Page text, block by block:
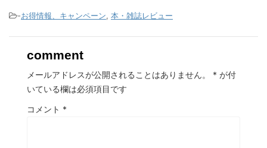
-お得情報、キャンペーン, 本・雑誌レビュー
comment
メールアドレスが公開されることはありません。 * が付
いている欄は必須項目です
コメント *